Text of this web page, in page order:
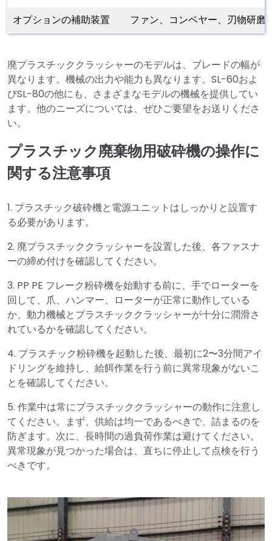
オプションの補助装置
ファン、コンベヤー、刃物研磨
廃プラスチッククラッシャーのモデルは、ブレードの幅が
異なります。機械の出力や能力も異なります。SL-60およ
びSL-80の他にも、さまざまなモデルの機械を提供してい
ます。他のニーズについては、ぜひご要望をお送りくださ
い。
プラスチック廃棄物用破砕機の操作に
関する注意事項
1. プラスチック破砕機と電源ユニットはしっかりと設置す
る必要があります。
2. 廃プラスチッククラッシャーを設置した後、各ファスナ
ーの締め付けを確認してください。
3. PP PE フレーク粉砕機を始動する前に、手でローターを
回して、爪、ハンマー、ローターが正常に動作している
か、動力機械とプラスチッククラッシャーが十分に潤滑さ
れているかを確認してください。
4. プラスチック粉砕機を起動した後、最初に2〜3分間アイ
ドリングを維持し、給餌作業を行う前に異常現象がないこ
とを確認してください。
5. 作業中は常にプラスチッククラッシャーの動作に注意し
てください。まず、供給は均一であるべきで、詰まるのを
防ぎます。次に、長時間の過負荷作業は避けてください。
異常現象が見つかった場合は、直ちに停止して点検を行う
べきです。